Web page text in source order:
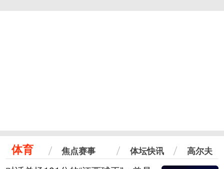
体育 焦点赛事 体坛快讯 高尔夫